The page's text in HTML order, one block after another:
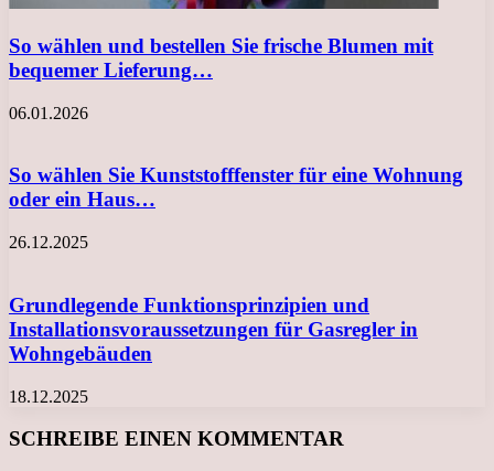
So wählen und bestellen Sie frische Blumen mit
bequemer Lieferung…
06.01.2026
So wählen Sie Kunststofffenster für eine Wohnung
oder ein Haus…
26.12.2025
Grundlegende Funktionsprinzipien und
Installationsvoraussetzungen für Gasregler in
Wohngebäuden
18.12.2025
SCHREIBE EINEN KOMMENTAR